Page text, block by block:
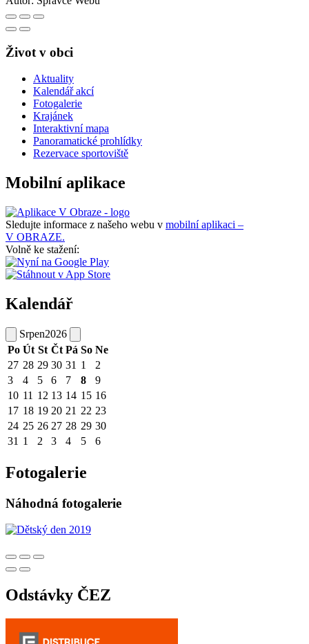
Život v obci
Aktuality
Kalendář akcí
Fotogalerie
Krajánek
Interaktivní mapa
Panoramatické prohlídky
Rezervace sportoviště
Mobilní aplikace
Sledujte informace z našeho webu v mobilní aplikaci –
V OBRAZE.
Volně ke stažení:
Kalendář
Srpen2026
Po Út St Čt Pá So Ne
27 28 29 30 31 1
2
3
4 5 6 7 8
9
10 11 12 13 14 15 16
17 18 19 20 21 22 23
24 25 26 27 28 29 30
31 1 2 3 4 5 6
Fotogalerie
Náhodná fotogalerie
Odstávky ČEZ